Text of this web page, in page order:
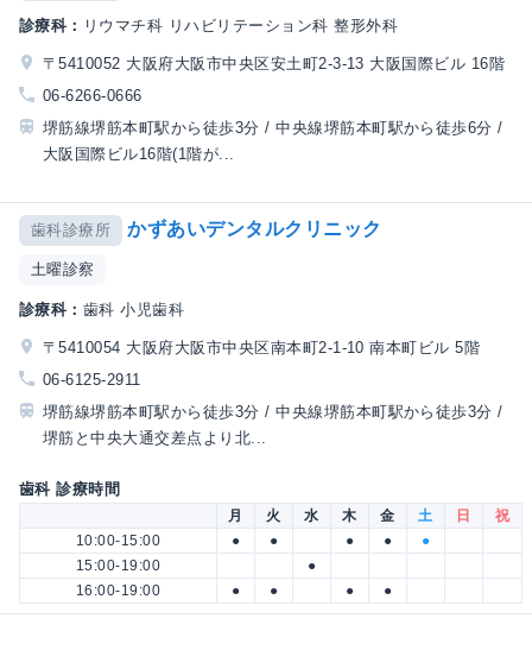
診療科： リウマチ科 リハビリテーション科 整形外科
〒5410052 大阪府大阪市中央区安土町2-3-13 大阪国際ビル 16階
06-6266-0666
堺筋線堺筋本町駅から徒歩3分 / 中央線堺筋本町駅から徒歩6分 /
大阪国際ビル16階(1階が...
歯科診療所 かずあいデンタルクリニック
土曜診察
診療科： 歯科 小児歯科
〒5410054 大阪府大阪市中央区南本町2-1-10 南本町ビル 5階
06-6125-2911
堺筋線堺筋本町駅から徒歩3分 / 中央線堺筋本町駅から徒歩3分 /
堺筋と中央大通交差点より北...
歯科 診療時間
月 火 水 木 金 土 日
祝
10:00-15:00
● ● ● ●
●
15:00-19:00
●
16:00-19:00
● ● ● ●